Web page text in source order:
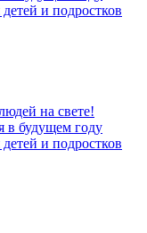
и подростков
на свете!
в будущем году
и подростков